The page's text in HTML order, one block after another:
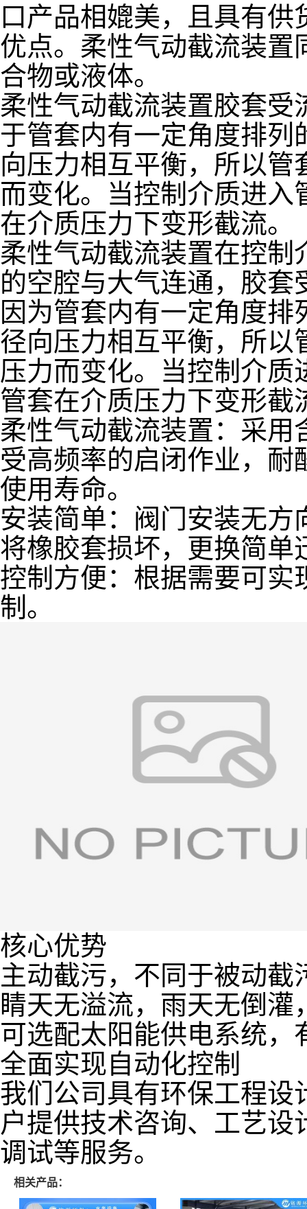
口产品相媲美，且具有
优点。柔性气动截流装置
合物或液体。
柔性气动截流装置胶套
于管套内有一定角度排
向压力相互平衡，所以
而变化。当控制介质进
在介质压力下变形截流。
柔性气动截流装置在控
的空腔与大气连通，胶
因为管套内有一定角度
径向压力相互平衡，所以
压力而变化。当控制介
管套在介质压力下变形截
柔性气动截流装置：采
受高频率的启闭作业，
使用寿命。
安装简单：阀门安装无
将橡胶套损坏，更换简单
控制方便：根据需要可实
制。
核心优势
主动截污，不同于被动截
睛天无溢流，雨天无倒灌
可选配太阳能供电系统，
全面实现自动化控制
我们公司具有环保工程设
户提供技术咨询、工艺
调试等服务。
相关产品：